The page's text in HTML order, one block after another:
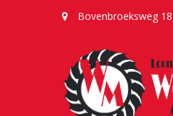
Bovenbroeksweg